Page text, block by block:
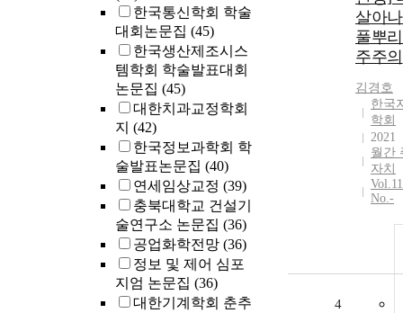
한국통신학회 학술
대회논문집 (45)
한국생산제조시스
템학회 학술발표대회
논문집 (45)
대한치과교정학회
지 (42)
한국정보과학회 학
술발표논문집 (40)
연세임상교정 (39)
충북대학교 건설기
술연구소 논문집 (36)
공업화학전망 (36)
정보 및 제어 심포
지엄 논문집 (36)
대한기계학회 춘추
살아
풀뿌
주주의
김경호
한국
학회
2021
월간
자치
No.-
4